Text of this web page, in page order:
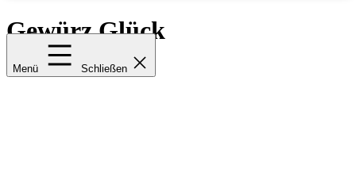
Menü Schließen
Gewürz Glück